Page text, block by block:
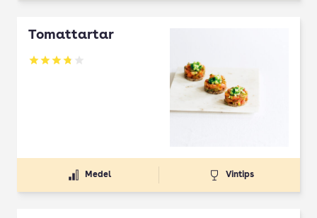
Tomattartar
Betyg: 3.78 av 5
Medel Vintips